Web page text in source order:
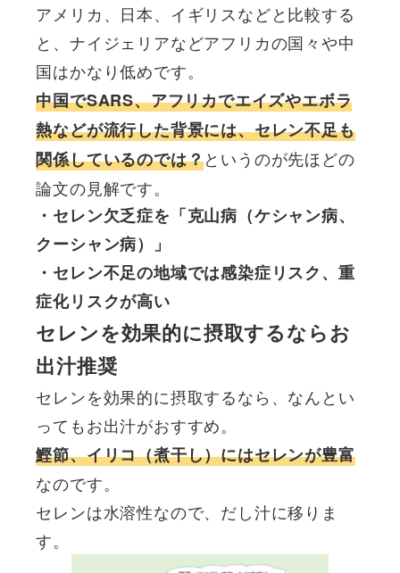
アメリカ、日本、イギリスなどと比較する
と、ナイジェリアなどアフリカの国々や中
国はかなり低めです。
中国でSARS、アフリカでエイズやエボラ
熱などが流行した背景には、セレン不足も
関係しているのでは？というのが先ほどの
論文の見解です。
・セレン欠乏症を「克山病（ケシャン病、
クーシャン病）」
・セレン不足の地域では感染症リスク、重
症化リスクが高い
セレンを効果的に摂取するならお
出汁推奨
セレンを効果的に摂取するなら、なんとい
ってもお出汁がおすすめ。
鰹節、イリコ（煮干し）にはセレンが豊富
なのです。
セレンは水溶性なので、だし汁に移りま
す。